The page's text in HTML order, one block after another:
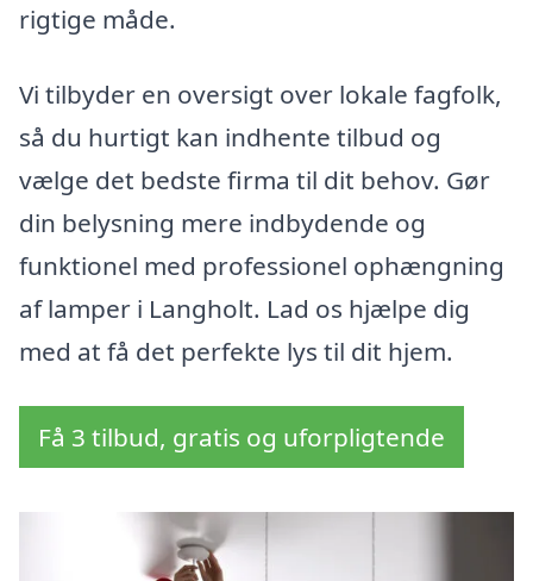
rigtige måde.
Vi tilbyder en oversigt over lokale fagfolk,
så du hurtigt kan indhente tilbud og
vælge det bedste firma til dit behov. Gør
din belysning mere indbydende og
funktionel med professionel ophængning
af lamper i Langholt. Lad os hjælpe dig
med at få det perfekte lys til dit hjem.
Få 3 tilbud, gratis og uforpligtende